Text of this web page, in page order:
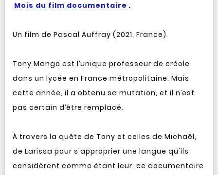
Mois du film documentaire .
Un film de Pascal Auffray (2021, France).
Tony Mango est l’unique professeur de créole
dans un lycée en France métropolitaine. Mais
cette année, il a obtenu sa mutation, et il n’est
pas certain d’être remplacé.
À travers la quête de Tony et celles de Michaël,
de Larissa pour s'approprier une langue qu'ils
considèrent comme étant leur, ce documentaire